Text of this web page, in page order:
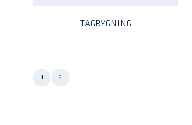
TAGRYGNING
1 2